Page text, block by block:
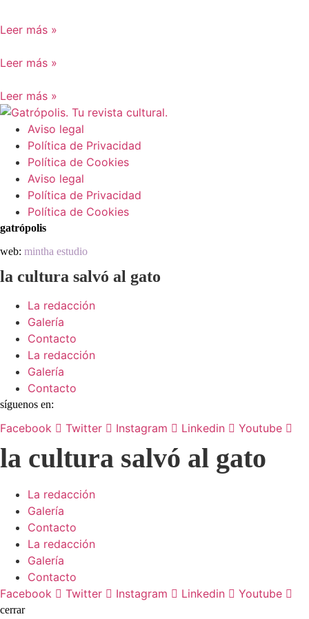
Leer más »
Leer más »
Leer más »
Aviso legal
Política de Privacidad
Política de Cookies
Aviso legal
Política de Privacidad
Política de Cookies
gatrópolis
web: mintha estudio
la cultura salvó al gato
La redacción
Galería
Contacto
La redacción
Galería
Contacto
síguenos en:
Facebook Twitter Instagram Linkedin Youtube
la cultura salvó al gato
La redacción
Galería
Contacto
La redacción
Galería
Contacto
Facebook
Twitter Instagram Linkedin Youtube
cerrar